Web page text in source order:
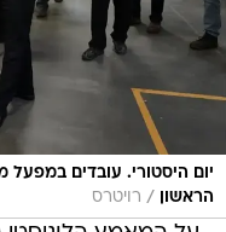
יום היסטורי. עובדים
הראשון
/ רויטרס